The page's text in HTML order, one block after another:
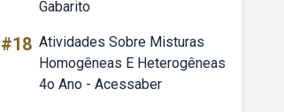
Gabarito
#18 Atividades Sobre Misturas
Homogêneas E Heterogêneas
4o Ano - Acessaber